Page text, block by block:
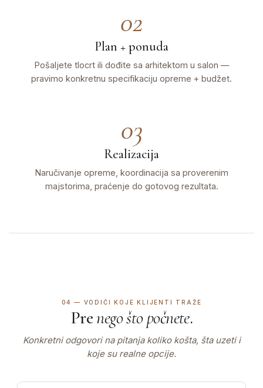
02
Plan + ponuda
Pošaljete tlocrt ili dođite sa arhitektom u salon —
pravimo konkretnu specifikaciju opreme + budžet.
03
Realizacija
Naručivanje opreme, koordinacija sa proverenim
majstorima, praćenje do gotovog rezultata.
04 — VODIČI KOJE KLIJENTI TRAŽE
Prenego što počnete.
Konkretni odgovori na pitanja koliko košta, šta uzeti i
koje su realne opcije.